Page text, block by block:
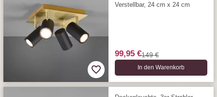
Verstellbar, 24 cm x 24 cm
99,95 €149 €
In den Warenkorb